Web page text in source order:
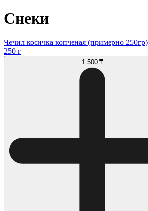
Снеки
Чечил косичка копченая (примерно 250гр)
250 г
1 500 ₸